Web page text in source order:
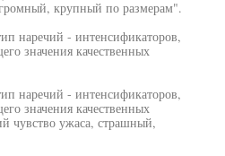
крупный по размерам".
наречий - интенсификаторов,
значения качественных
наречий - интенсификаторов,
значения качественных
чувство ужаса, страшный,